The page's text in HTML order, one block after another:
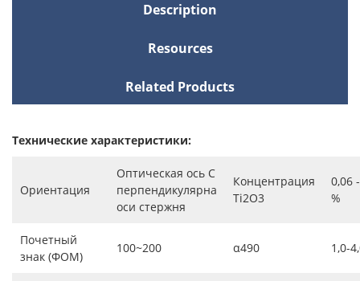
Description
Resources
Related Products
Технические характеристики:
Ориентация
Оптическая ось C
перпендикулярна
оси стержня
Концентрация
Ti2O3
0,06
%
Почетный
знак (ФОМ)
100~200 α490 1,0-